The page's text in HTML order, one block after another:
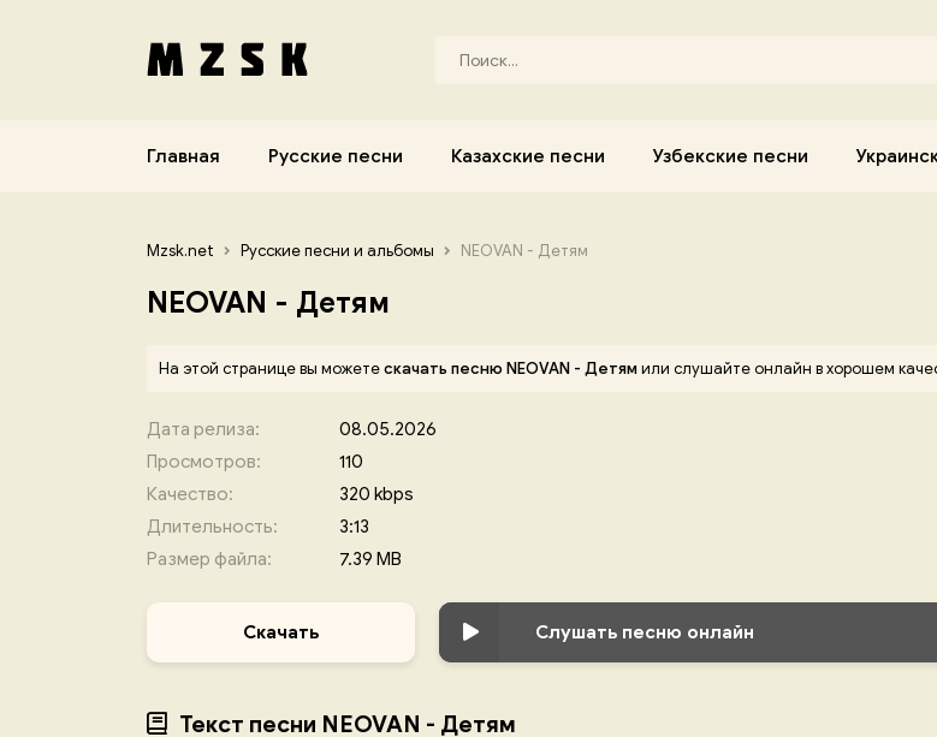
Главная Русские песни Казахские песни Узбекские песни
Mzsk.net Русские песни и альбомы NEOVAN - Детям
NEOVAN - Детям
На этой странице вы можетескачать песню NEOVAN - Детямили слушайте онлайн в хорошем
Дата релиза:
08.05.2026
Просмотров:
110
Качество:
320 kbps
Длительность:
3:13
Размер файла:
7.39 MB
Скачать Слушать песню онлайн
Текст песни NEOVAN - Детям